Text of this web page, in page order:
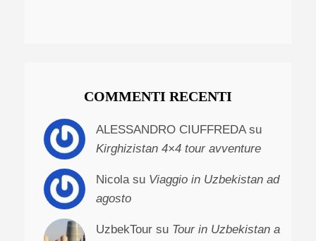
COMMENTI RECENTI
ALESSANDRO CIUFFREDA su
Kirghizistan 4×4 tour avventure
Nicola su Viaggio in Uzbekistan ad
agosto
UzbekTour su Tour in Uzbekistan a